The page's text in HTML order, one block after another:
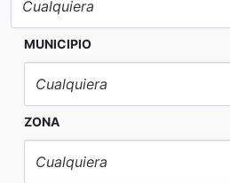
MUNICIPIO
ZONA